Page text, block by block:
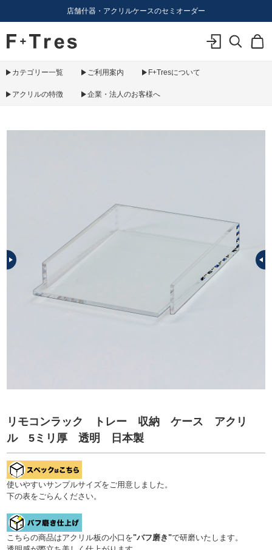
F+Tres｜エフ プラス トレス｜material figure experience
店舗什器・アクリルケースのセミオーダー
カテゴリー一覧 ご利用案内 F+Tresについて
アクリルの特徴 企業・法人のお客様へ
リモコンラック トレー 収納 ケース アクリ
ル 5ミリ厚 透明 日本製
使いやすいサンプルサイズをご用意しました。
下の表をごらんください。
こちらの商品はアクリル板の小口を"バフ磨き"で研磨いたします。